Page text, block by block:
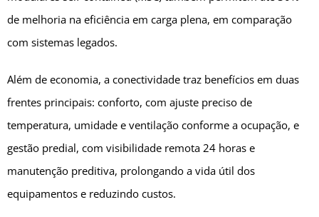
de melhoria na eficiência em carga plena, em comparação
com sistemas legados.
Além de economia, a conectividade traz benefícios em duas
frentes principais: conforto, com ajuste preciso de
temperatura, umidade e ventilação conforme a ocupação, e
gestão predial, com visibilidade remota 24 horas e
manutenção preditiva, prolongando a vida útil dos
equipamentos e reduzindo custos.